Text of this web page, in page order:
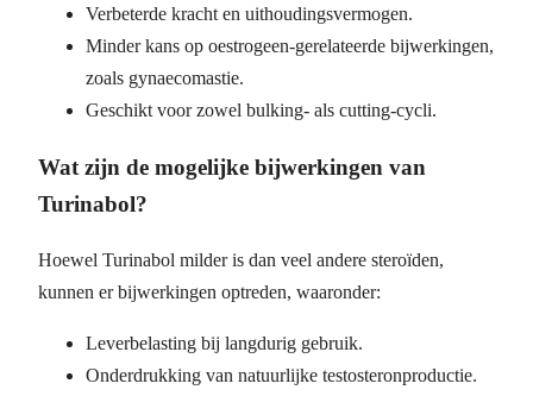
Verbeterde kracht en uithoudingsvermogen.
Minder kans op oestrogeen-gerelateerde bijwerkingen,
zoals gynaecomastie.
Geschikt voor zowel bulking- als cutting-cycli.
Wat zijn de mogelijke bijwerkingen van
Turinabol?
Hoewel Turinabol milder is dan veel andere steroïden,
kunnen er bijwerkingen optreden, waaronder:
Leverbelasting bij langdurig gebruik.
Onderdrukking van natuurlijke testosteronproductie.